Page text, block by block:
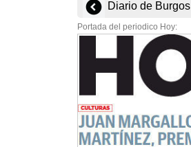
Diario de Burgos
Portada del periodico Hoy: